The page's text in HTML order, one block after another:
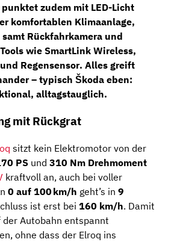
zudem mit LED-Licht
komfortablen Klimaanlage,
Rückfahrkamera und
wie SmartLink Wireless,
und Regensensor. Alles greift
– typisch Škoda eben:
alltagstauglich.
mit Rückgrat
sitzt kein Elektromotor von der
PS und 310 Nm Drehmoment
kraftvoll an, auch bei voller
0 auf 100 km/h geht’s in 9
ist erst bei 160 km/h. Damit
der Autobahn entspannt
ohne dass der Elroq ins